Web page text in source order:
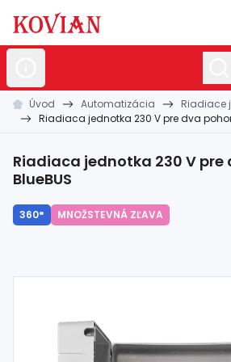
Nerezovépolotovary
Kované polotovary
Zábradlia amadlá
materiál
Úvod Automatizácia
Riadiace
Riadiaca jednotka 230 V pre dva
Riadiaca jednotka 230 V pre
BlueBUS
360° MNOŽSTEVNÁ ZĽAVA